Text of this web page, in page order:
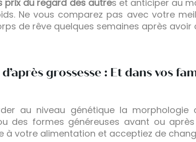
prix du regard des autres et anticiper au
Ne vous comparez pas avec votre
de rêve quelques semaines après avoir
grossesse : Et dans vos
au niveau génétique la morphologie
des formes généreuses avant ou
à votre alimentation et acceptiez de